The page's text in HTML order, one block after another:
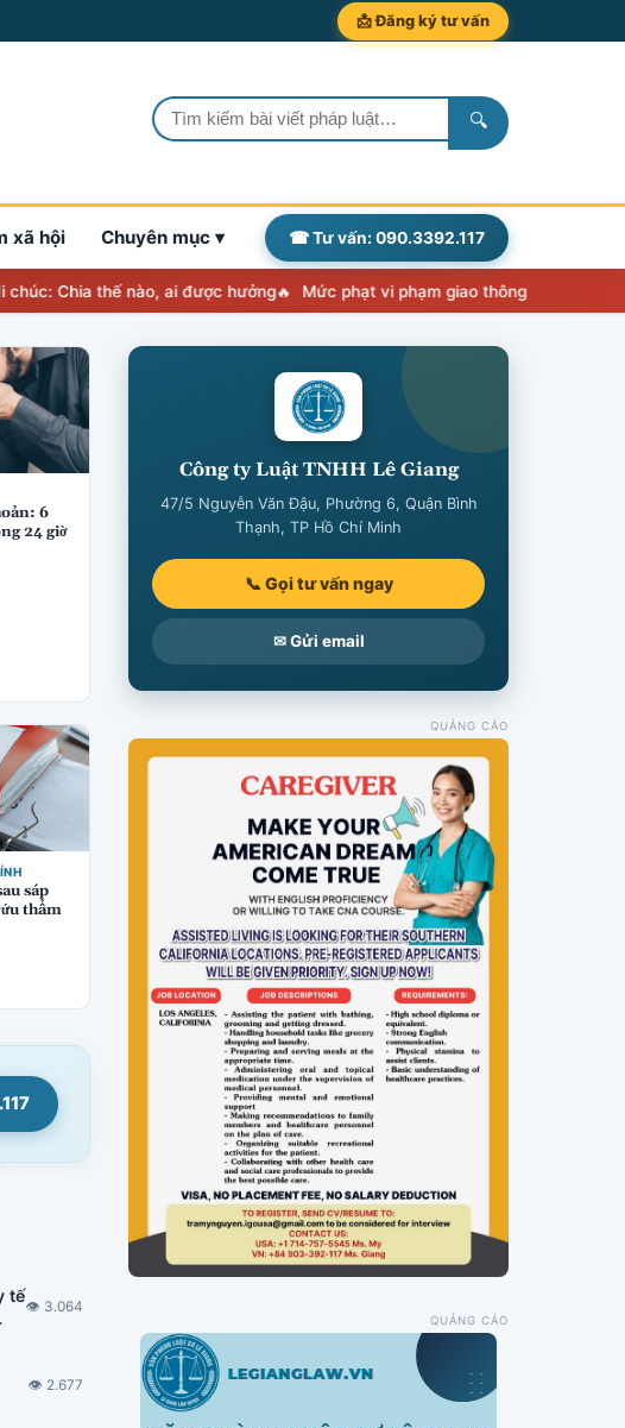
📩 Đăng ký tư vấn
🔍
xã hội Chuyên mục ▾ ☎ Tư vấn: 090.3392.117
thế nào, ai được hưởng Mức phạt vi phạm giao thông 2026: Nghị định
6
24 giờ
sáp
thẩm
tế
👁 3.064
👁 2.677
Công ty Luật TNHH Lê Giang
47/5 Nguyễn Văn Đậu, Phường 6, Quận Bình
Thạnh, TP Hồ Chí Minh
📞 Gọi tư vấn ngay
✉ Gửi email
QUẢNG CÁO
QUẢNG CÁO